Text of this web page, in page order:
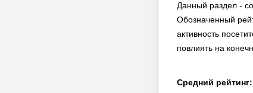
Данный раздел -
Обозначенный
активность
повлиять на
Средний рейтинг: